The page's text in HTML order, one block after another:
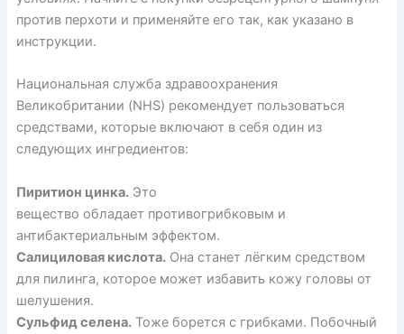
против перхоти и применяйте его так, как указано в
инструкции.
Национальная служба здравоохранения
Великобритании (NHS) рекомендует пользоваться
средствами, которые включают в себя один из
следующих ингредиентов:
Пиритион цинка.Это
вещество обладает противогрибковым и
антибактериальным эффектом.
Салициловая кислота.Она станет лёгким средством
для пилинга, которое может избавить кожу головы от
шелушения.
Сульфид селена.Тоже борется с грибками. Побочный